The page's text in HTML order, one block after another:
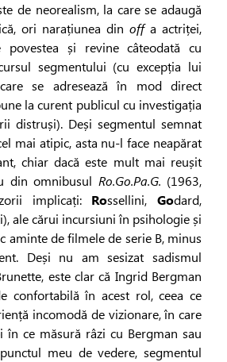
de neorealism, la care se adaugă
ori narațiunea din off a actriței,
povestea și revine câteodată cu
segmentului (cu excepția lui
se adresează în mod direct
la curent publicul cu investigația
distruși). Deși segmentul semnat
mai atipic, asta nu-l face neapărat
chiar dacă este mult mai reușit
din omnibusul Ro.Go.Pa.G. (1963,
implicați: Rossellini,Godard,
ale cărui incursiuni în psihologie și
aminte de filmele de serie B, minus
Deși nu am sesizat sadismul
este clar că Ingrid Bergman
confortabilă în acest rol, ceea ce
incomodă de vizionare, în care
ce măsură râzi cu Bergman sau
meu de vedere, segmentul